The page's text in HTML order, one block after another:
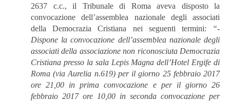
2637 c.c., il Tribunale di Roma aveva disposto la
convocazione dell’assemblea nazionale degli associati
della Democrazia Cristiana nei seguenti termini:
“-
Dispone laconvocazione dell’assemblea nazionale degli
associati della associazione non riconosciuta Democrazia
Cristiana presso la sala Lepis Magna dell’Hotel Ergife di
Roma (via Aurelia n.619) per il giorno 25 febbraio 2017
ore 21,00 in prima convocazione e per il giorno 26
febbraio 2017 ore 10,00 in seconda convocazione per